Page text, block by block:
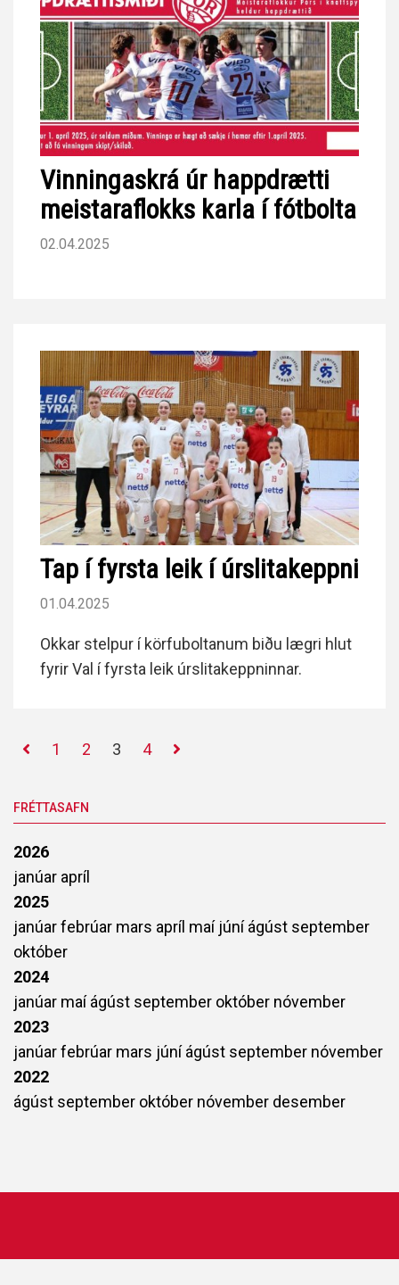
Vinningaskrá úr happdrætti
meistaraflokks karla í fótbolta
02.04.2025
Tap í fyrsta leik í úrslitakeppni
01.04.2025
Okkar stelpur í körfuboltanum biðu lægri hlut
fyrir Val í fyrsta leik úrslitakeppninnar.
1 2 3 4
FRÉTTASAFN
2026
janúar apríl
2025
janúarfebrúar mars apríl maí júníágúst september
október
2024
janúar maíágúst september október nóvember
2023
janúarfebrúar mars júníágúst september nóvember
2022
ágúst september október nóvember desember